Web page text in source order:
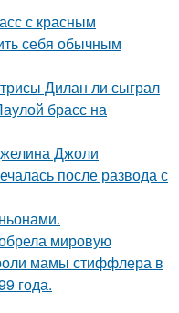
с красным
себя обычным
Дилан ли сыграл
брасс на
Джоли
после развода с
мировую
мамы стиффлера в
года.